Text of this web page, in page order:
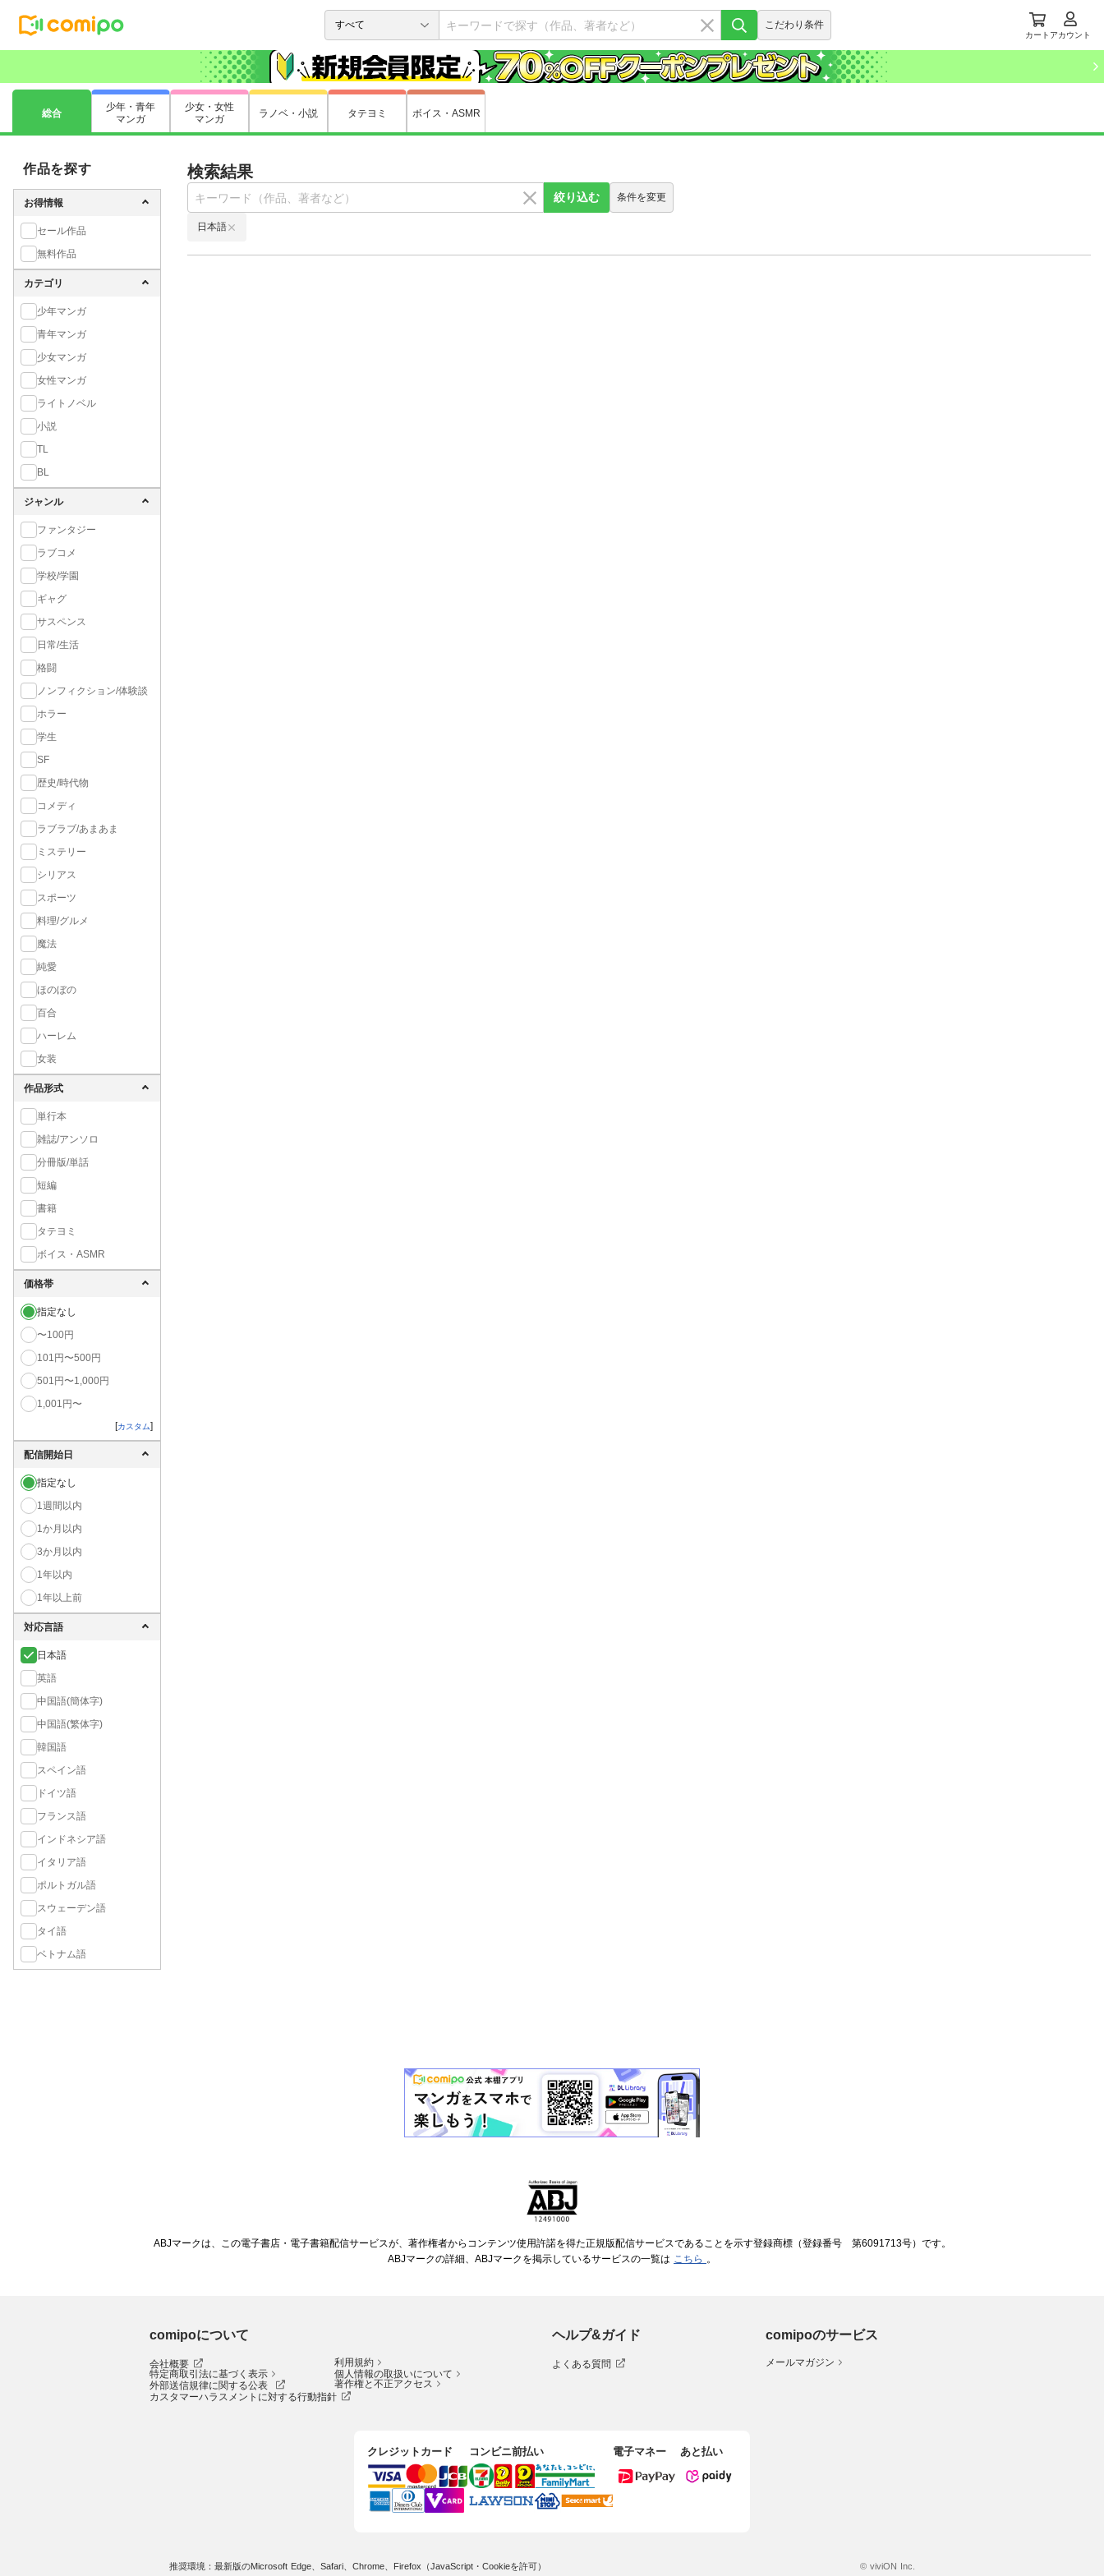
こだわり条件
カート アカウント
総合
少年・青年
マンガ
少女・女性
マンガ
ラノベ・小説 タテヨミ ボイス・ASMR
作品を探す
お得情報
セール作品
無料作品
カテゴリ
少年マンガ
青年マンガ
少女マンガ
女性マンガ
ライトノベル
小説
TL
BL
ジャンル
ファンタジー
ラブコメ
学校/学園
ギャグ
サスペンス
日常/生活
格闘
ノンフィクション/体験談
ホラー
学生
SF
歴史/時代物
コメディ
ラブラブ/あまあま
ミステリー
シリアス
スポーツ
料理/グルメ
魔法
純愛
ほのぼの
百合
ハーレム
女装
作品形式
単行本
雑誌/アンソロ
分冊版/単話
短編
書籍
タテヨミ
ボイス・ASMR
価格帯
指定なし
〜100円
101円〜500円
501円〜1,000円
1,001円〜
[カスタム]
配信開始日
指定なし
1週間以内
1か月以内
3か月以内
1年以内
1年以上前
対応言語
日本語
英語
中国語(簡体字)
中国語(繁体字)
韓国語
スペイン語
ドイツ語
フランス語
インドネシア語
イタリア語
ポルトガル語
スウェーデン語
タイ語
ベトナム語
検索結果
絞り込む 条件を変更
日本語
ABJマークは、この電子書店・電子書籍配信サービスが、著作権者からコンテンツ使用許諾を得た正規版配信サービスであることを示す登録商標（登録番号 第6091713号）です。
ABJマークの詳細、ABJマークを掲示しているサービスの一覧は こちら 。
comipoについて
会社概要
利用規約
特定商取引法に基づく表示
個人情報の取扱いについて
外部送信規律に関する公表
著作権と不正アクセス
カスタマーハラスメントに対する行動指針
ヘルプ&ガイド
よくある質問
comipoのサービス
メールマガジン
クレジットカード コンビニ前払い 電子マネー あと払い
推奨環境：最新版のMicrosoft Edge、Safari、Chrome、Firefox（JavaScript・Cookieを許可） © viviON Inc.